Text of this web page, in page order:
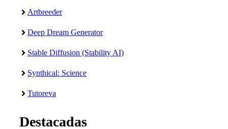
Artbreeder
Deep Dream Generator
Stable Diffusion (Stability AI)
Synthical: Science
Tutoreva
Destacadas